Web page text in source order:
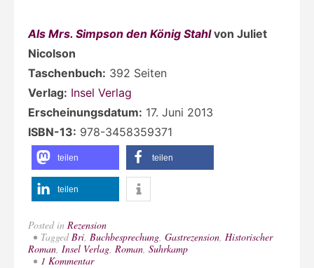
Als Mrs. Simpson den König Stahl von Juliet
Nicolson
Taschenbuch: 392 Seiten
Verlag: Insel Verlag
Erscheinungsdatum: 17. Juni 2013
ISBN-13: 978-3458359371
teilen teilen
teilen
Posted in Rezension
TaggedBri, Buchbesprechung, Gastrezension, Historischer
Roman, Insel Verlag, Roman, Suhrkamp
1 Kommentarzu